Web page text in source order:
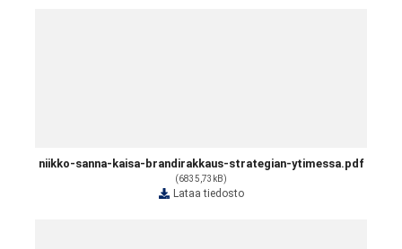
niikko-sanna-kaisa-brandirakkaus-strategian-ytimessa.pdf
(6835,73kB)
Lataa tiedosto